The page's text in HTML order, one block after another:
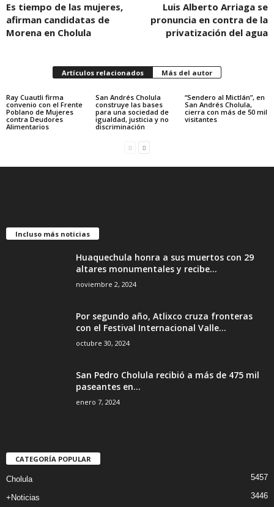
Es tiempo de las mujeres,
afirman candidatas de
Morena en Cholula
Luis Alberto Arriaga se
pronuncia en contra de la
privatización del agua
Artículos relacionados Más del autor
Ray Cuautli firma
convenio con el Frente
Poblano de Mujeres
contra Deudores
Alimentarios
San Andrés Cholula
construye las bases
para una sociedad de
igualdad, justicia y no
discriminación
“Sendero al Mictlán”, en
San Andrés Cholula,
cierra con más de 50 mil
visitantes
Incluso más noticias
Huaquechula honra a sus muertos con 29
altares monumentales y recibe...
noviembre 2, 2024
Por segundo año, Atlixco cruza fronteras
con el Festival Internacional Valle...
octubre 30, 2024
San Pedro Cholula recibió a más de 475 mil
paseantes en...
enero 7, 2024
CATEGORÍA POPULAR
Cholula 5457
+Noticias 3446